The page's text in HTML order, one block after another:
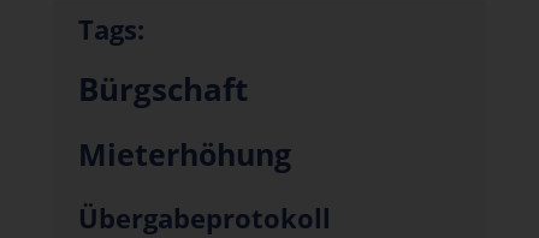
Tags:
Bürgschaft
Mieterhöhung
Übergabeprotokoll